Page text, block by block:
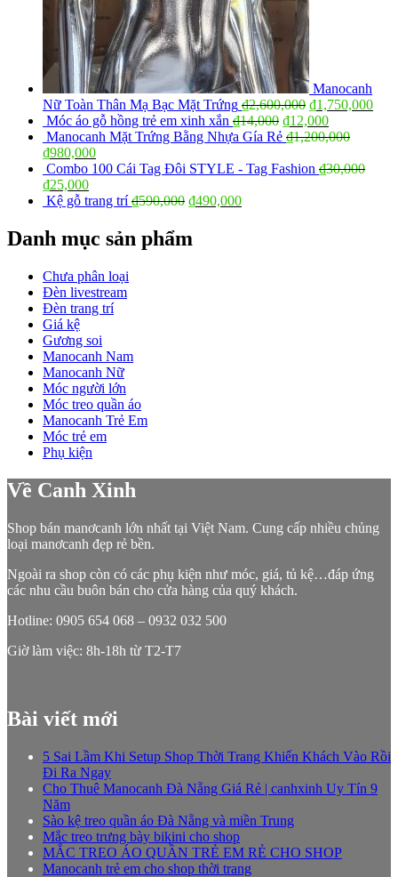
Manocanh
Nữ Toàn Thân Mạ Bạc Mặt Trứng ₫2,600,000 ₫1,750,000
Móc áo gỗ hồng trẻ em xinh xắn ₫14,000 ₫12,000
Manocanh Mặt Trứng Bằng Nhựa Gía Rẻ ₫1,200,000
₫980,000
Combo 100 Cái Tag Đôi STYLE - Tag Fashion ₫30,000
₫25,000
Kệ gỗ trang trí ₫590,000 ₫490,000
Danh mục sản phẩm
Chưa phân loại
Đèn livestream
Đèn trang trí
Giá kệ
Gương soi
Manocanh Nam
Manocanh Nữ
Móc người lớn
Móc treo quần áo
Manocanh Trẻ Em
Móc trẻ em
Phụ kiện
Về Canh Xinh
Shop bán manơcanh lớn nhất tại Việt Nam. Cung cấp nhiều chủng
loại manơcanh đẹp rẻ bền.
Ngoài ra shop còn có các phụ kiện như móc, giá, tủ kệ…đáp ứng
các nhu cầu buôn bán cho cửa hàng của quý khách.
Hotline: 0905 654 068 – 0932 032 500
Giờ làm việc: 8h-18h từ T2-T7
Bài viết mới
5 Sai Lầm Khi Setup Shop Thời Trang Khiến Khách Vào Rồi
Đi Ra Ngay
Cho Thuê Manocanh Đà Nẵng Giá Rẻ | canhxinh Uy Tín 9
Năm
Sào kệ treo quần áo Đà Nẵng và miền Trung
Mắc treo trưng bày bikini cho shop
MẮC TREO ÁO QUẦN TRẺ EM RẺ CHO SHOP
Manocanh trẻ em cho shop thời trang